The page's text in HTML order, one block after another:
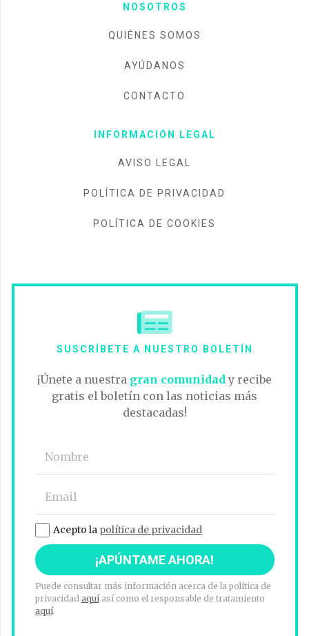
NOSOTROS
QUIÉNES SOMOS
AYÚDANOS
CONTACTO
INFORMACIÓN LEGAL
AVISO LEGAL
POLÍTICA DE PRIVACIDAD
POLÍTICA DE COOKIES
SUSCRÍBETE A NUESTRO BOLETÍN
¡Únete a nuestra gran comunidad y recibe
gratis el boletín con las noticias más
destacadas!
Acepto la política de privacidad
Puede consultar más información acerca de la política de
privacidad aquíasí como el responsable de tratamiento
aquí.